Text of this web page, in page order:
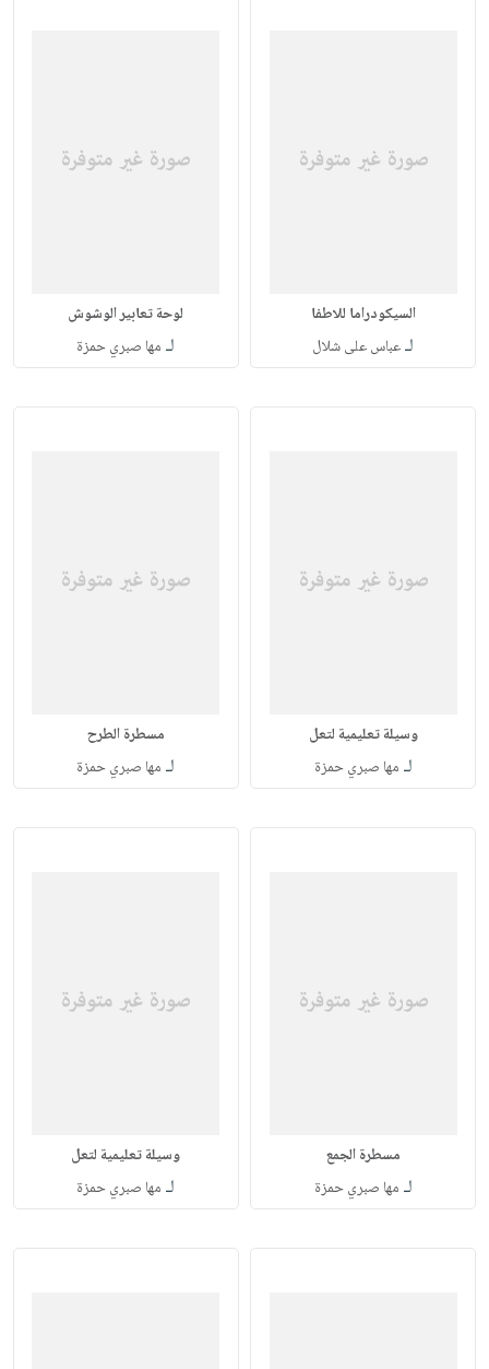
السيكودراما للاطفا
لـعباس على شلال
لوحة تعابير الوشوش
لـ مها صبري حمزة
وسيلة تعليمية لتعل
لـ مها صبري حمزة
مسطرة الطرح
لـ مها صبري حمزة
مسطرة الجمع
لـ مها صبري حمزة
وسيلة تعليمية لتعل
لـ مها صبري حمزة